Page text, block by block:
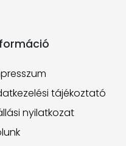
tájékoztató
nyilatkozat